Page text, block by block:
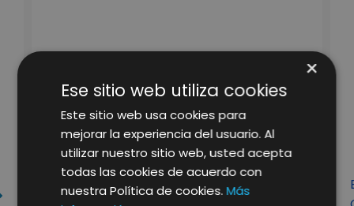
LA RELEVANCIA DEL EQUIPO DE
×
Ese sitio web utiliza cookies
Este sitio web usa cookies para
mejorar la experiencia del usuario. Al
utilizar nuestro sitio web, usted acepta
todas las cookies de acuerdo con
nuestra Política de cookies.Más